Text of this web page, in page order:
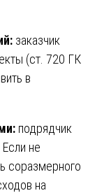
заказчик
(ст. 720 ГК
в
подрядчик
не
соразмерного
на